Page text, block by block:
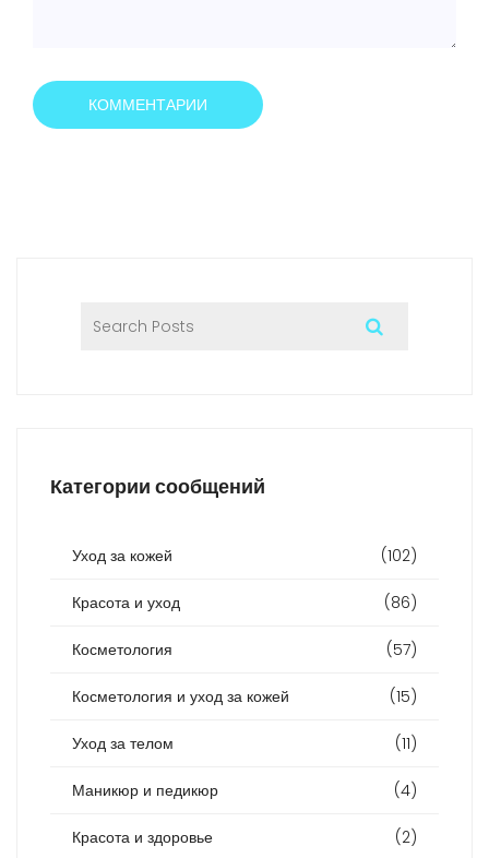
КОММЕНТАРИИ
Категории сообщений
Уход за кожей (102)
Красота и уход (86)
Косметология (57)
Косметология и уход за кожей (15)
Уход за телом (11)
Маникюр и педикюр (4)
Красота и здоровье (2)